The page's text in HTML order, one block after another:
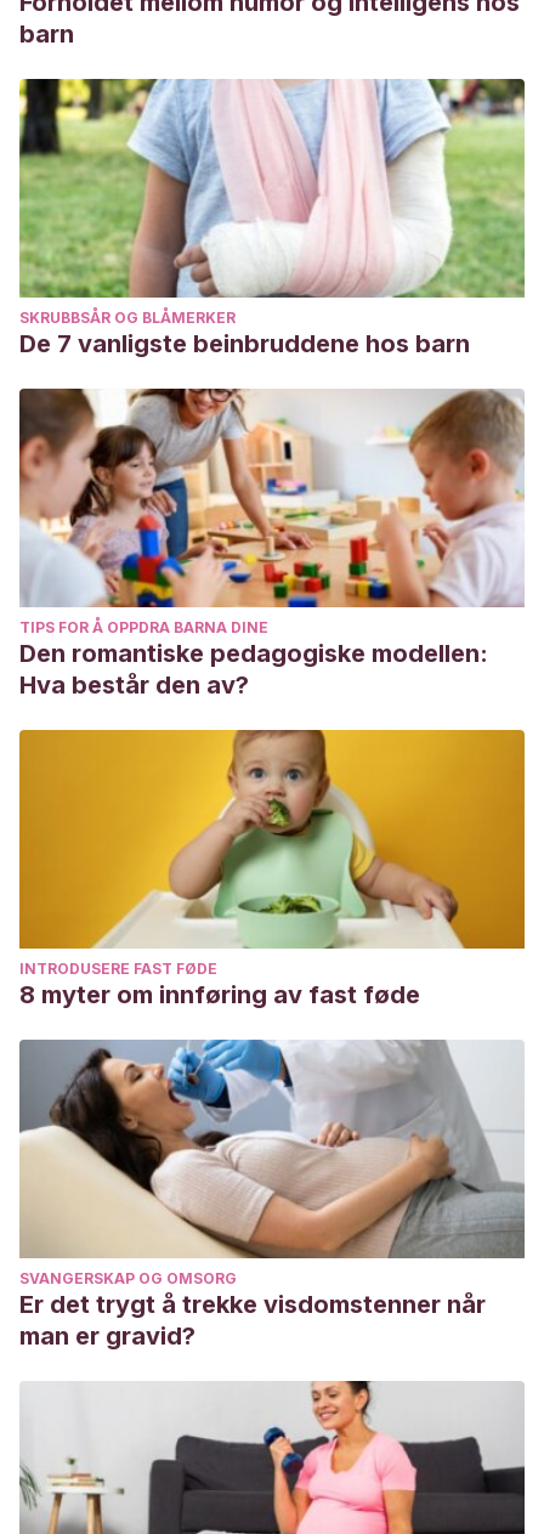
barn
SKRUBBSÅR OG BLÅMERKER
De 7 vanligste beinbruddene hos barn
TIPS FOR Å OPPDRA BARNA DINE
Den romantiske pedagogiske modellen:
Hva består den av?
INTRODUSERE FAST FØDE
8 myter om innføring av fast føde
SVANGERSKAP OG OMSORG
Er det trygt å trekke visdomstenner når
man er gravid?